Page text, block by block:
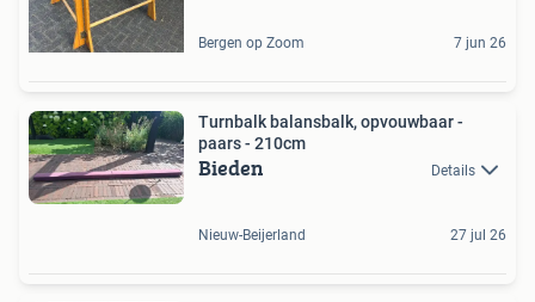
Bergen op Zoom 7 jun 26
Turnbalk balansbalk, opvouwbaar -
paars - 210cm
Bieden Details
Nieuw-Beijerland 27 jul 26